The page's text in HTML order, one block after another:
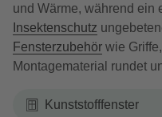
und Wärme, während ein
Insektenschutz
Fensterzubehör wie
Montagematerial rundet
Kunststofffenster